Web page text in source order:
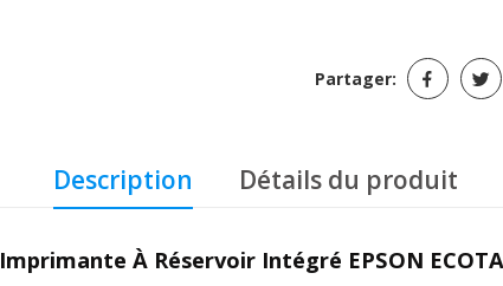
Partager:
Description Détails du produit
Imprimante À Réservoir Intégré EPSON